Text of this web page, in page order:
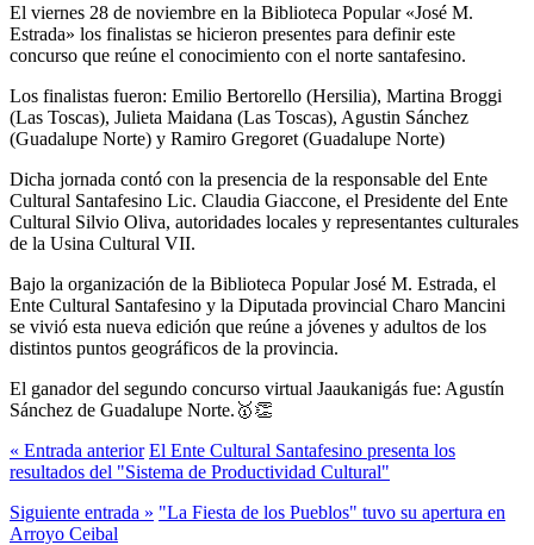
El viernes 28 de noviembre en la Biblioteca Popular «José M.
Estrada» los finalistas se hicieron presentes para definir este
concurso que reúne el conocimiento con el norte santafesino.
Los finalistas fueron: Emilio Bertorello (Hersilia), Martina Broggi
(Las Toscas), Julieta Maidana (Las Toscas), Agustin Sánchez
(Guadalupe Norte) y Ramiro Gregoret (Guadalupe Norte)
Dicha jornada contó con la presencia de la responsable del Ente
Cultural Santafesino Lic. Claudia Giaccone, el Presidente del Ente
Cultural Silvio Oliva, autoridades locales y representantes culturales
de la Usina Cultural VII.
Bajo la organización de la Biblioteca Popular José M. Estrada, el
Ente Cultural Santafesino y la Diputada provincial Charo Mancini
se vivió esta nueva edición que reúne a jóvenes y adultos de los
distintos puntos geográficos de la provincia.
El ganador del segundo concurso virtual Jaaukanigás fue: Agustín
Sánchez de Guadalupe Norte.🥇👏
« Entrada anterior El Ente Cultural Santafesino presenta los
resultados del "Sistema de Productividad Cultural"
Siguiente entrada » "La Fiesta de los Pueblos" tuvo su apertura en
Arroyo Ceibal